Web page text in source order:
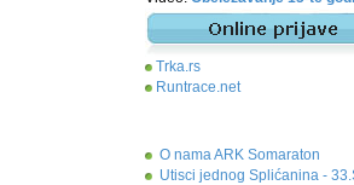
Trka.rs
Runtrace.net
O nama ARK Somaraton
Utisci jednog Splićanina -